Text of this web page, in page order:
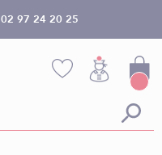
02 97 24 20 25